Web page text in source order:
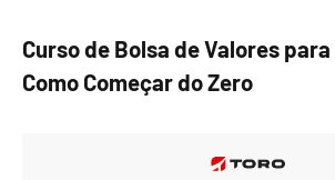
Curso de Bolsa de Valores
Como Começar do Zero